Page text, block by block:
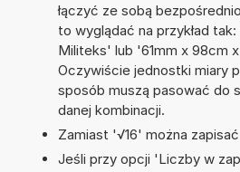
łączyć ze sobą
to wyglądać na przykład
Militeks' lub '61mm x 98cm
Oczywiście jednostki miary
sposób muszą pasować do
danej kombinacji.
Zamiast '√16' można
Jeśli przy opcji 'Liczby w